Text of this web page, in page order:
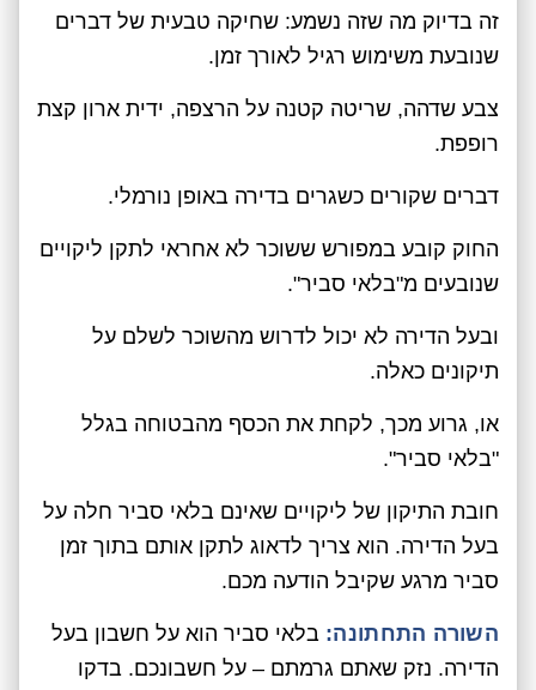
זה בדיוק מה שזה נשמע: שחיקה טבעית של דברים
שנובעת משימוש רגיל לאורך זמן.
צבע שדהה, שריטה קטנה על הרצפה, ידית ארון קצת
רופפת.
דברים שקורים כשגרים בדירה באופן נורמלי.
החוק קובע במפורש ששוכר לא אחראי לתקן ליקויים
שנובעים מ"בלאי סביר".
ובעל הדירה לא יכול לדרוש מהשוכר לשלם על
תיקונים כאלה.
או, גרוע מכך, לקחת את הכסף מהבטוחה בגלל
"בלאי סביר".
חובת התיקון של ליקויים שאינם בלאי סביר חלה על
בעל הדירה. הוא צריך לדאוג לתקן אותם בתוך זמן
סביר מרגע שקיבל הודעה מכם.
השורה התחתונה: בלאי סביר הוא על חשבון בעל
הדירה. נזק שאתם גרמתם – על חשבונכם. בדקו